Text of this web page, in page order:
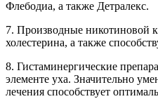
Флебодиа, а также Детралекс.
7. Производные никотиновой
холестерина, а также
8. Гистаминергические
элементе уха. Значительно
лечения способствует